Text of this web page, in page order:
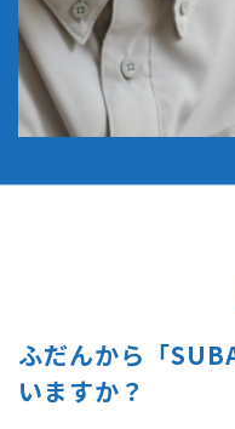
ふだんから「
いますか？